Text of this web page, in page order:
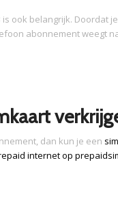
ook belangrijk. Doordat
abonnement weegt
dan kun je een
internet op